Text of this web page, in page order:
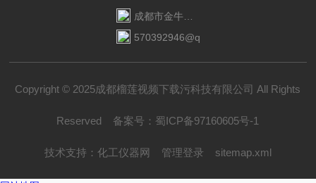
成都市金牛区
金府路799号1
570392946@qq.com
Copyright © 2025成都榴莲视频下载污科技有限公司 All Rights
Reserved 备案号： 蜀ICP备97160605号-1
技术支持： 化工仪器网 管理登录 sitemap.xml